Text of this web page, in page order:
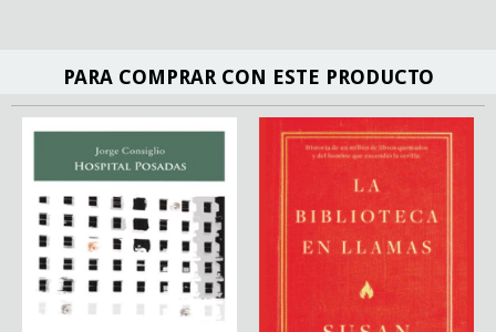
PARA COMPRAR CON ESTE PRODUCTO